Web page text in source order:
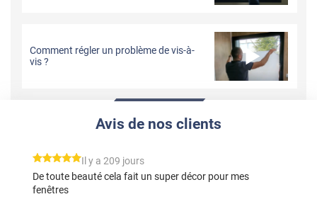
Comment régler un problème de vis-à-
vis ?
Avis de nos clients
*****
Il y a 209 jours
De toute beauté cela fait un super décor pour mes
fenêtres